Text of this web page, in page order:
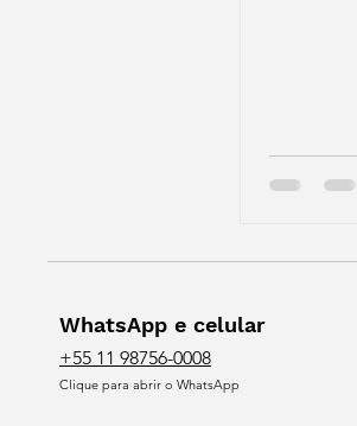
WhatsApp e celular
+55 11 98756-0008
Clique para abrir o WhatsApp